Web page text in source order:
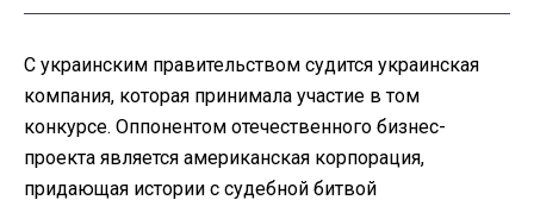
С украинским правительством судится украинская
компания, которая принимала участие в том
конкурсе. Оппонентом отечественного бизнес-
проекта является американская корпорация,
придающая истории с судебной битвой